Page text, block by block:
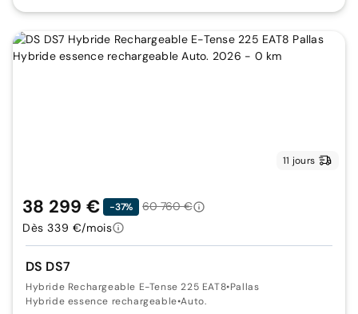
11 jours
DS DS7
Hybride Rechargeable E-Tense 225 EAT8•Pallas
Hybride essence rechargeable•Auto.
38 299 € -37%
60 760 €
Dès 339 €/mois